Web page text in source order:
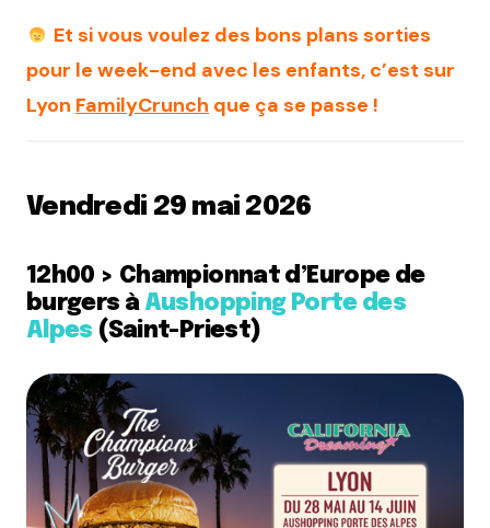
Et si vous voulez des bons plans sorties
pour le week-end avec les enfants, c’est sur
Lyon FamilyCrunch que ça se passe !
Vendredi 29 mai 2026
12h00 > Championnat d’Europe de
burgers à Aushopping Porte des
Alpes (Saint-Priest)